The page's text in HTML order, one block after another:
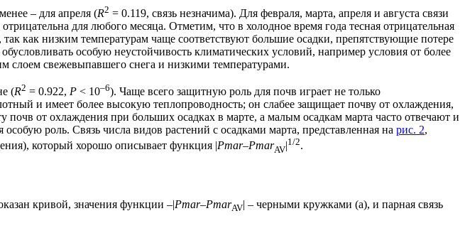
– для апреля (R2 = 0.119, связь незначима). Для февраля, марта, апреля и августа связи
для любого месяца. Отметим, что в холодное время года тесная отрицательная
как низким температурам чаще соответствуют большие осадки, препятствующие потере
особую неустойчивость климатических условий, например условия от более
слоем свежевыпавшего снега и низкими температурами.
(R2 = 0.922, P < 10–6). Чаще всего защитную роль для почв играет не только
и имеет более высокую теплопроводность; он слабее защищает почву от охлаждения,
от охлаждения при больших осадках в марте, а малым осадкам марта часто отвечают и
роль. Связь числа видов растений с осадками марта, представленная на рис. 2,
который хорошо описывает функция | Pmar–PmarAV
1/2.
кривой, значения функции –|Рmar–PmarAV| – черными кружками (а), и парная связь